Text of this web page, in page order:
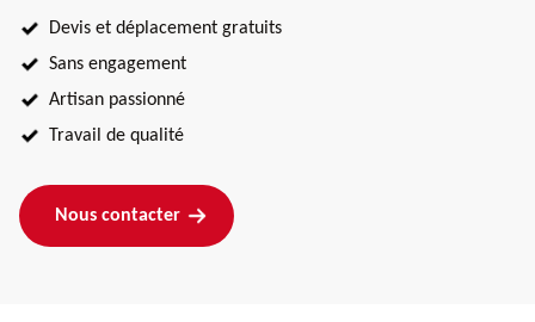
Devis et déplacement gratuits
Sans engagement
Artisan passionné
Travail de qualité
Nous contacter